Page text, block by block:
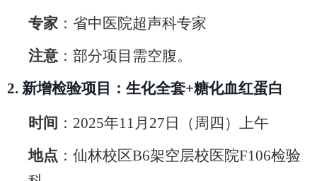
专家 ：省中医院超声科专家
注意 ：部分项目需空腹。
2. 新增检验项目：生化全套+糖化血红蛋白
时间 ： 2025年11月 27 日（周四）上午
地点 ：仙林校区B6架空层校医院F106检验